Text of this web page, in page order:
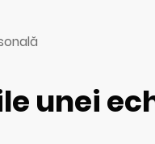
unei